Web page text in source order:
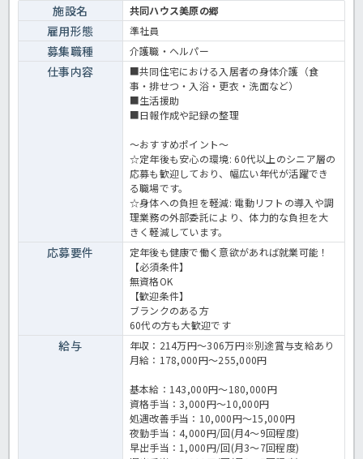
施設名 共同ハウス美原の郷
雇用形態 準社員
募集職種 介護職・ヘルパー
仕事内容
■共同住宅における入居者の身体介護（食
事・排せつ・入浴・更衣・洗面など）
■生活援助
■日報作成や記録の整理
～おすすめポイント～
☆定年後も安心の環境: 60代以上のシニア層の
応募も歓迎しており、幅広い年代が活躍でき
る職場です。
☆身体への負担を軽減: 電動リフトの導入や調
理業務の外部委託により、体力的な負担を大
きく軽減しています。
応募要件
定年後も健康で働く意欲があれば就業可能！
【必須条件】
無資格OK
【歓迎条件】
ブランクのある方
60代の方も大歓迎です
給与
年収：214万円～306万円※別途賞与支給あり
月給：178,000円～255,000円
基本給：143,000円～180,000円
資格手当：3,000円～10,000円
処遇改善手当：10,000円～15,000円
夜勤手当：4,000円/回(月4～9回程度)
早出手当：1,000円/回(月3～7回程度)